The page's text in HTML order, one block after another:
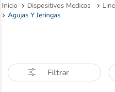
Dispositivos Medicos
Agujas Y Jeringas
Filtrar
7.
dolex
. nivea